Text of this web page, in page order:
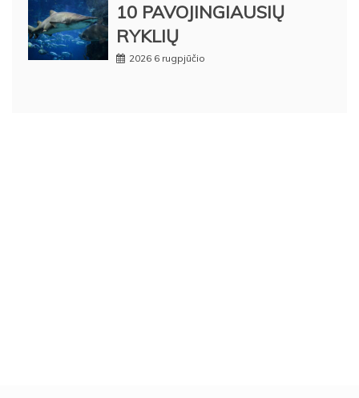
10 PAVOJINGIAUSIŲ
RYKLIŲ
2026 6 rugpjūčio